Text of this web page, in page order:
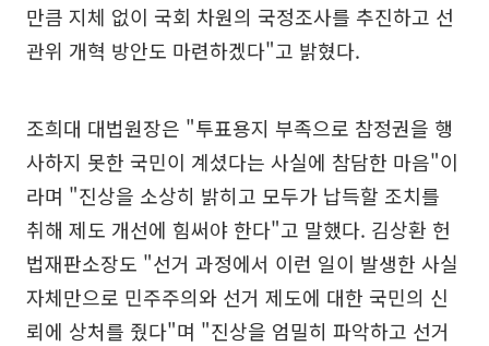
만큼 지체 없이 국회 차원의 국정조사를 추진하고 선
관위 개혁 방안도 마련하겠다"고 밝혔다.
조희대 대법원장은 "투표용지 부족으로 참정권을 행
사하지 못한 국민이 계셨다는 사실에 참담한 마음"이
라며 "진상을 소상히 밝히고 모두가 납득할 조치를
취해 제도 개선에 힘써야 한다"고 말했다. 김상환 헌
법재판소장도 "선거 과정에서 이런 일이 발생한 사실
자체만으로 민주주의와 선거 제도에 대한 국민의 신
뢰에 상처를 줬다"며 "진상을 엄밀히 파악하고 선거